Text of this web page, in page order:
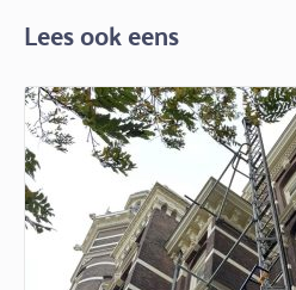
Lees ook eens